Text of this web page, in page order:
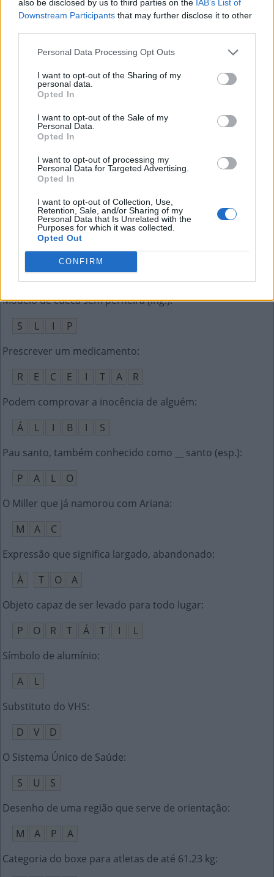
also be disclosed by us to third parties on the IAB’s List of
Downstream Participants that may further disclose it to other
Personal Data Processing Opt Outs
I want to opt-out of the Sharing of my
personal data.
Opted In
I want to opt-out of the Sale of my
Personal Data.
Opted In
I want to opt-out of processing my
Personal Data for Targeted Advertising.
Opted In
I want to opt-out of Collection, Use,
Retention, Sale, and/or Sharing of my
Personal Data that Is Unrelated with the
Purposes for which it was collected.
Opted Out
CONFIRM
S
Ó
Sigla da Agência Nacional de Energia Elétrica
N E E
L
Canal de TV criado por Silvio Santos
B
T
O R E
S
Como os ingleses dizem sal:
A L
T
Grande parte, __ parte das pessoas:
O
A
Modelo de cueca sem perneira (ing.):
S
L I
P
Prescrever um medicamento:
R
E C E I T A
R
Podem comprovar a inocência de alguém:
Á
L I B I
S
Pau santo, também conhecido como __ santo (esp.):
P
A L
O
O Miller que já namorou com Ariana:
M
A
C
Expressão que significa largado, abandonado:
À
T O
A
Objeto capaz de ser levado para todo lugar:
P
O R T Á T I
L
Símbolo de alumínio:
A
L
Substituto do VHS:
D
V
D
O Sistema Único de Saúde:
S
U
S
Desenho de uma região que serve de orientação:
M
A P
A
Categoria do boxe para atletas de até 61.23 kg: